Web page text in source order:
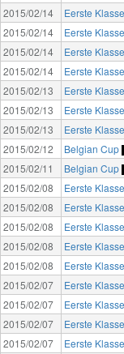
2015/02/14
Eerste
2015/02/14
Eerste
2015/02/14
Eerste
2015/02/14
Eerste
2015/02/13
Eerste
2015/02/13
Eerste
2015/02/13
Eerste
2015/02/12
Belgian Cup
2015/02/11
Belgian Cup
2015/02/08
Eerste
2015/02/08
Eerste
2015/02/08
Eerste
2015/02/08
Eerste
2015/02/08
Eerste
2015/02/07
Eerste
2015/02/07
Eerste
2015/02/07
Eerste
2015/02/07
Eerste